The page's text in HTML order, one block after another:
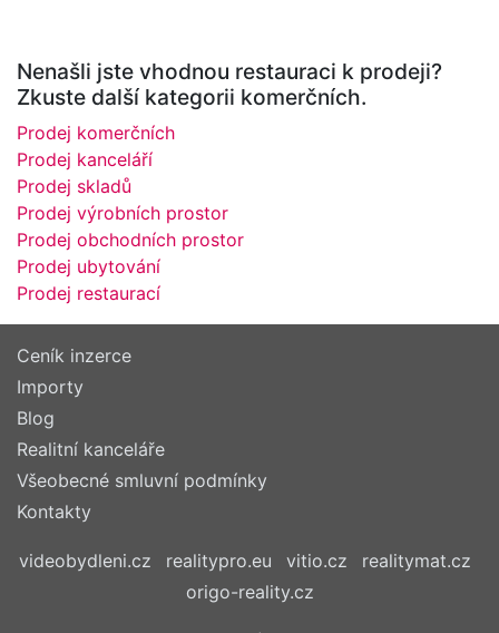
Nenašli jste vhodnou restauraci k prodeji?
Zkuste další kategorii komerčních.
Prodej komerčních
Prodej kanceláří
Prodej skladů
Prodej výrobních prostor
Prodej obchodních prostor
Prodej ubytování
Prodej restaurací
Ceník inzerce
Importy
Blog
Realitní kanceláře
Všeobecné smluvní podmínky
Kontakty
videobydleni.cz realitypro.eu vitio.cz
realitymat.cz
origo-reality.cz